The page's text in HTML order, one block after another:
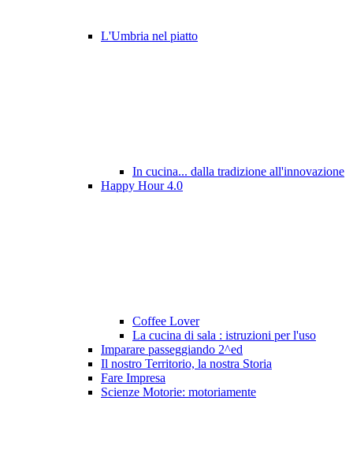
L'Umbria nel piatto
In cucina... dalla tradizione all'innovazione
Happy Hour 4.0
Coffee Lover
La cucina di sala : istruzioni per l'uso
Imparare passeggiando 2^ed
Il nostro Territorio, la nostra Storia
Fare Impresa
Scienze Motorie: motoriamente